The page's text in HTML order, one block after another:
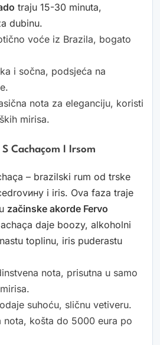
traju 15-30 minuta,
dubinu.
voće iz Brazila, bogato
i sočna, podsjeća na
nota za eleganciju, koristi
mirisa.
Cachaçom I Irsom
– brazilski rum od trske
i iris. Ova faza traje
začinske akorde Fervo
daje boozy, alkoholni
toplinu, iris puderastu
nota, prisutna u samo
suhoću, sličnu vetiveru.
nota, košta do 5000 eura po